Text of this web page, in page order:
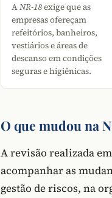
ANR-18exige que as
empresas ofereçam
refeitórios, banheiros,
vestiários e áreas de
descanso em condições
seguras e higiênicas.
O que mudou na
A revisão realizada
acompanhar as
gestão de riscos, na